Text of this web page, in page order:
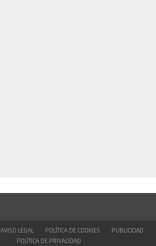
AVISO LEGAL POLÍTICA DE COOKIES
PUBLICIDAD
POLÍTICA DE PRIVACIDAD